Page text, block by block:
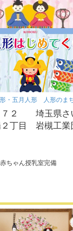
・五月人形 人形のま
７２ 埼玉県さ
２丁目 岩槻工業
赤ちゃん授乳室完備